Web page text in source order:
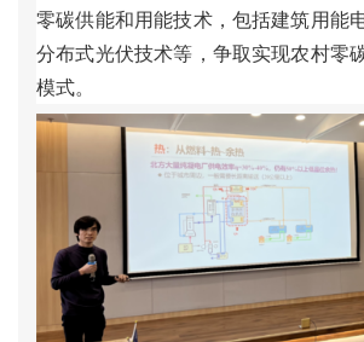
零碳供能和用能技术， 包括建筑用能
分布式光伏技术等 ， 争取实现农村零
模式。